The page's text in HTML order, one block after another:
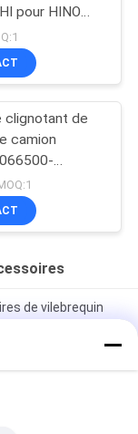
pour HINO
N04CT OEM
17201-
E0742
clignotant de
camion
0
de camion
FTR FSR
de vilebrequin
du moteur
de volant de